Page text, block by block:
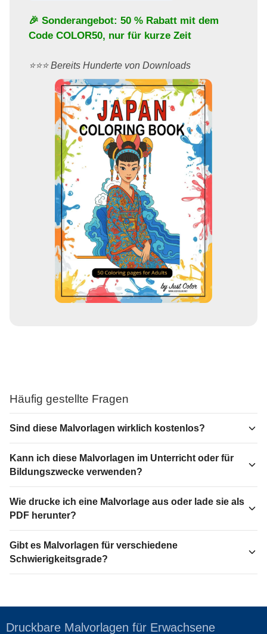
🎉 Sonderangebot: 50 % Rabatt mit dem
Code COLOR50, nur für kurze Zeit
⭐️⭐️⭐️ Bereits Hunderte von Downloads
Häufig gestellte Fragen
Sind diese Malvorlagen wirklich kostenlos?
Kann ich diese Malvorlagen im Unterricht oder für
Bildungszwecke verwenden?
Wie drucke ich eine Malvorlage aus oder lade sie als
PDF herunter?
Gibt es Malvorlagen für verschiedene
Schwierigkeitsgrade?
Druckbare Malvorlagen für Erwachsene